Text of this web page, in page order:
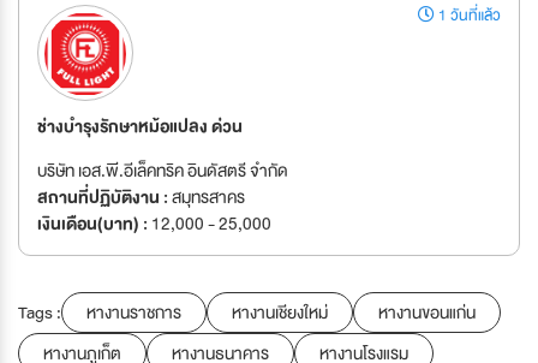
1 วันที่แล้ว
ช่างบำรุงรักษาหม้อแปลง ด่วน
บริษัท เอส.พี.อีเล็คทริค อินดัสตรี จำกัด
สถานที่ปฏิบัติงาน :สมุทรสาคร
เงินเดือน(บาท) : 12,000 - 25,000
Tags : หางานราชการ หางานเชียงใหม่
หางานขอนแก่น
หางานภูเก็ต
หางานธนาคาร หางานโรงแรม